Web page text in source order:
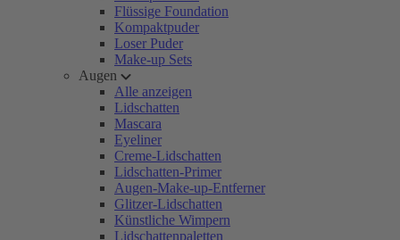
Flüssige Foundation
Kompaktpuder
Loser Puder
Make-up Sets
Augen
Alle anzeigen
Lidschatten
Mascara
Eyeliner
Creme-Lidschatten
Lidschatten-Primer
Augen-Make-up-Entferner
Glitzer-Lidschatten
Künstliche Wimpern
Lidschattenpaletten